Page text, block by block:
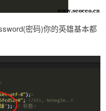
密码)你的英雄基本都